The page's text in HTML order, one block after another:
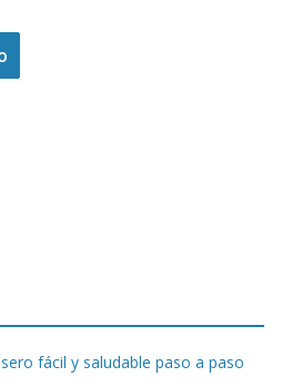
fácil y saludable paso a paso